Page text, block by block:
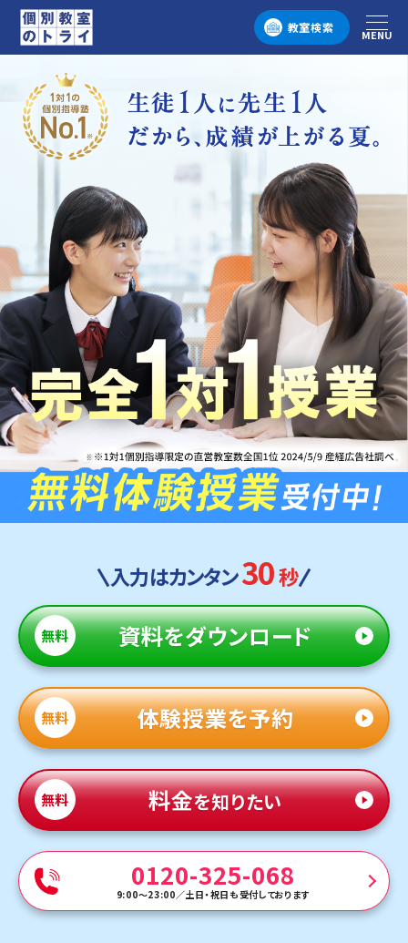
教室検索
メニュー
MENU
個別教室のトライ 1対1の個別
入力はカンタン30秒
無料 資料をダウンロード
無料 体験授業を予約
無料 料金を知りたい
0120-325-068
9:00～23:00 ／土日・祝日も受付しております